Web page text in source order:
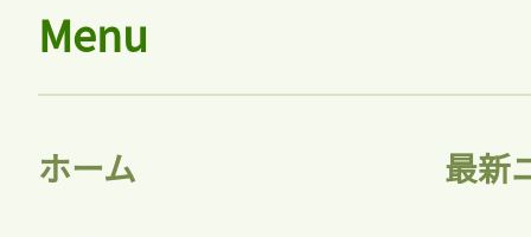
Menu
ホーム 最新